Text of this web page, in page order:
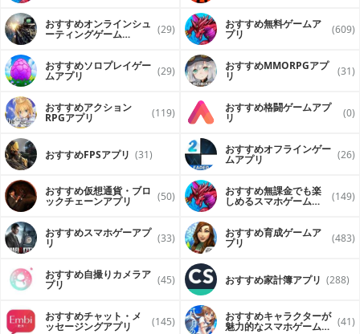
おすすめオンラインシュ
ーティングゲーム (29) おすすめ無料ゲームア
プリ (609)
おすすめソロプレイゲー
ムアプリ (29) おすすめ MMORPGアプ
リ (31)
おすすめアクション
RPGアプリ (119) おすすめ格闘ゲームアプ
リ (0)
おすすめFPSアプリ (31) おすすめオフラインゲー
ムアプリ (26)
おすすめ仮想通貨・ブロ
ックチェーンアプリ (50) おすすめ無課金でも楽
しめるスマホゲームア (149)
おすすめスマホゲーアプ
リ (33) おすすめ育成ゲームア
プリ (483)
おすすめ自撮りカメラア
プリ (45) おすすめ家計簿アプリ (288)
おすすめチャット・メ
ッセージングアプリ (145) おすすめキャラクターが
魅力的なスマホゲームア (41)